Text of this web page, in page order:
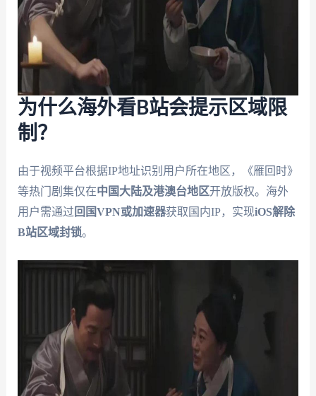
为什么海外看B站会提示区域限
制？
由于视频平台根据IP地址识别用户所在地区，《雁回时》
等热门剧集仅在中国大陆及港澳台地区开放版权。海外
用户需通过 回国VPN或加速器获取国内IP，实现iOS解除
B站区域封锁。